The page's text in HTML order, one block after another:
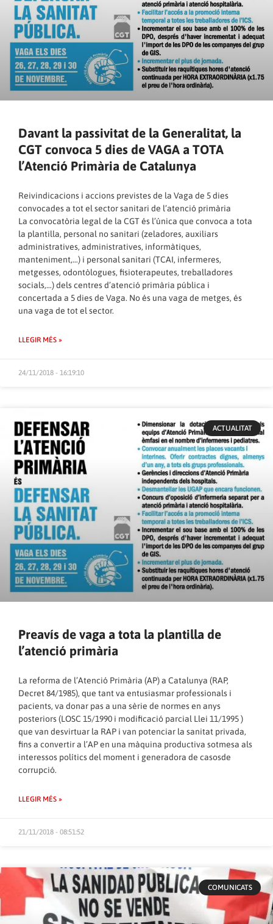
Davant la passivitat de la Generalitat, la
CGT convoca 5 dies de VAGA a TOTA
l’Atenció Primària de Catalunya
Reivindicacions i accions previstes de la Vaga de 5 dies
convocades a tot el sector sanitari de l’atenció primària
La convocatòria legal de la CGT és l’única que convoca a tota
la plantilla, personal no sanitari (zeladores, auxiliars
administratives, administratives, informàtiques,
manteniment,…) i personal sanitari (TCAI, infermeres,
metgesses, odontòlogues, fisioterapeutes, treballadores
socials,…) dels centres d’atenció primària pública i
concertada a 5 dies de Vaga. No és una vaga de metges, és
una vaga de tot el sector.
LLEGIR MÉS »
24/11/2018 - 16:19:10
ACTUALITAT
Preavís de vaga a tota la plantilla de
l’atenció primària
La reforma de l’Atenció Primària (AP) a Catalunya (RAP,
Decret 84/1985), que tant va entusiasmar professionals i
pacients, va donar pas a una sèrie de normes en anys
posteriors (LOSC 15/1990 i modificació parcial Llei 11/1995 )
que van desvirtuar la RAP i van potenciar la sanitat privada,
fins a convertir a l’AP en una màquina productiva sotmesa als
interessos polítics del moment i generadora de casosde
corrupció.
LLEGIR MÉS »
21/11/2018 - 08:51:52
COMUNICATS